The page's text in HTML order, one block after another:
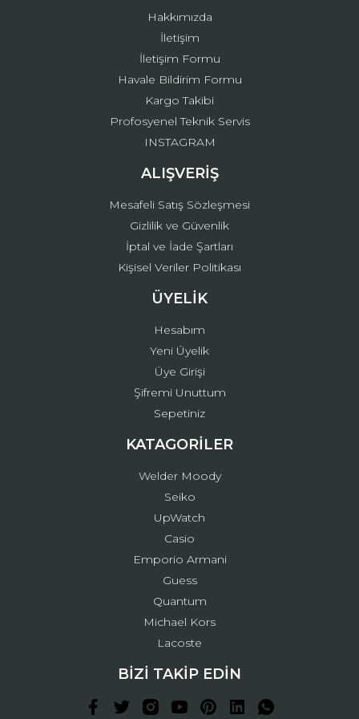
Gönder
Hakkımızda
İletişim
İletişim Formu
Havale Bildirim Formu
Kargo Takibi
Profosyenel Teknik Servis
INSTAGRAM
ALIŞVERİŞ
Mesafeli Satış Sözleşmesi
Gizlilik ve Güvenlik
İptal ve İade Şartları
Kişisel Veriler Politikası
ÜYELİK
Hesabım
Yeni Üyelik
Üye Girişi
Şifremi Unuttum
Sepetiniz
KATAGORİLER
Welder Moody
Seiko
UpWatch
Casio
Emporio Armani
Guess
Quantum
Michael Kors
Lacoste
BİZİ TAKİP EDİN